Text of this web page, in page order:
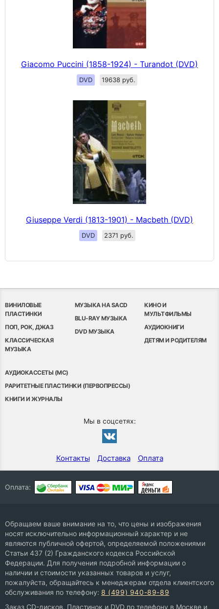
Giacomo Puccini (1858-1924) - Turandot (DVD)
DVD 19638 руб.
Giuseppe Verdi (1813-1901) - Macbeth (DVD)
DVD 2371 руб.
ВИНИЛОВЫЕ
ПЛАСТИНКИ
ПОП, РОК, ДЖАЗ
КЛАССИЧЕСКАЯ
МУЗЫКА
МУЗЫКА НА SACD
BLU-RAY МУЗЫКА
DVD МУЗЫКА
КИНО И
МУЛЬТФИЛЬМЫ
АУДИОКНИГИ
ДЕТЯМ И РОДИТЕЛЯМ
АУДИОКАССЕТЫ (MC)
РАРИТЕТНЫЕ ПЛАСТИНКИ (ПЕРВОПРЕССЫ)
КНИГИ И ЖУРНАЛЫ
Мы в соцсетях:
Контакты Доставка Оплата
Оплата:
Обращаем ваше внимание на то, что цены и изображения
носят исключительно информационный характер и не
являются публичной офертой, определяемой положениями
Статьи 437 (2) Гражданского кодекса Российской
Федерации. Для получения подробной информации о
наличии и стоимости указанных товаров и услуг,
пожалуйста, обращайтесь к менеджерам отдела клиентского
обслуживания по телефону: 8 (499) 940-89-89
Заказ CD-дисков, Пластинок и DVD по телефону в Москве и